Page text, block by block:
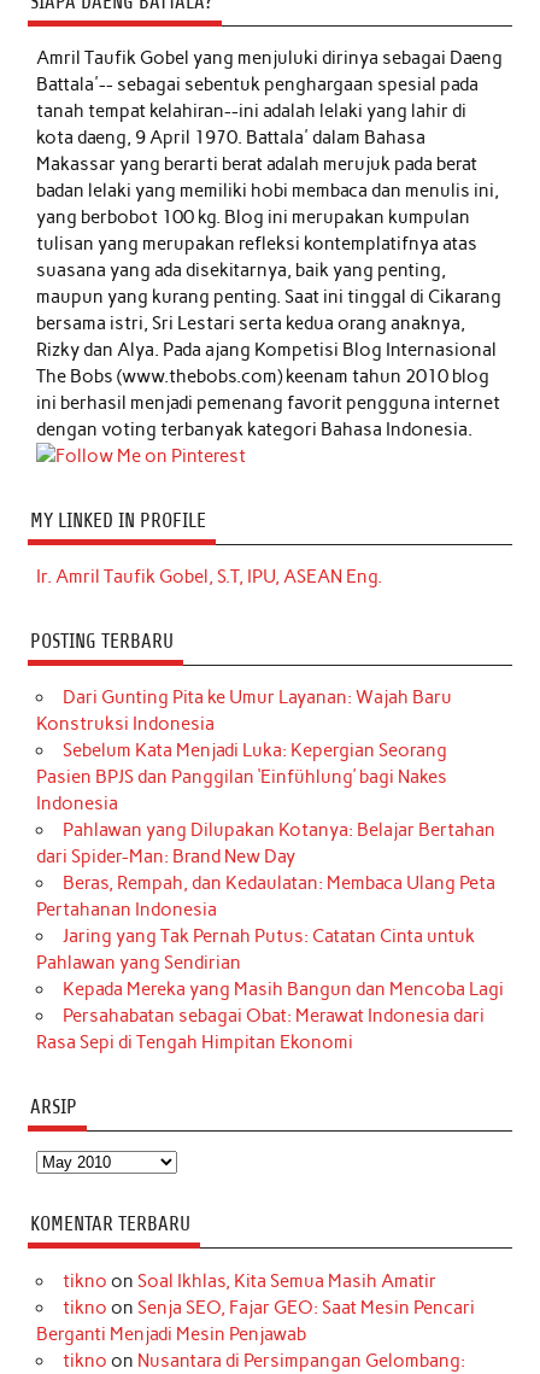
Amril Taufik Gobelyang menjuluki dirinya sebagai Daeng
Battala'-- sebagai sebentuk penghargaan spesial pada
tanah tempat kelahiran--ini adalah lelaki yang lahir di
kota daeng, 9 April 1970. Battala' dalam Bahasa
Makassar yang berarti berat adalah merujuk pada berat
badan lelaki yang memiliki hobi membaca dan menulis ini,
yang berbobot 100 kg. Blog ini merupakan kumpulan
tulisan yang merupakan refleksi kontemplatifnya atas
suasana yang ada disekitarnya, baik yang penting,
maupun yang kurang penting. Saat ini tinggal di Cikarang
bersama istri, Sri Lestari serta kedua orang anaknya,
Rizky dan Alya. Pada ajang Kompetisi Blog Internasional
The Bobs (www.thebobs.com) keenam tahun 2010 blog
ini berhasil menjadi pemenang favorit pengguna internet
dengan voting terbanyak kategori Bahasa Indonesia.
MY LINKED IN PROFILE
Ir. Amril Taufik Gobel, S.T, IPU, ASEAN Eng.
POSTING TERBARU
Dari Gunting Pita ke Umur Layanan: Wajah Baru
Konstruksi Indonesia
Sebelum Kata Menjadi Luka: Kepergian Seorang
Pasien BPJS dan Panggilan ‘Einfühlung’ bagi Nakes
Indonesia
Pahlawan yang Dilupakan Kotanya: Belajar Bertahan
dari Spider-Man: Brand New Day
Beras, Rempah, dan Kedaulatan: Membaca Ulang Peta
Pertahanan Indonesia
Jaring yang Tak Pernah Putus: Catatan Cinta untuk
Pahlawan yang Sendirian
Kepada Mereka yang Masih Bangun dan Mencoba Lagi
Persahabatan sebagai Obat: Merawat Indonesia dari
Rasa Sepi di Tengah Himpitan Ekonomi
ARSIP
Arsip
KOMENTAR TERBARU
tikno on Soal Ikhlas, Kita Semua Masih Amatir
tikno on Senja SEO, Fajar GEO: Saat Mesin Pencari
Berganti Menjadi Mesin Penjawab
tikno on Nusantara di Persimpangan Gelombang: